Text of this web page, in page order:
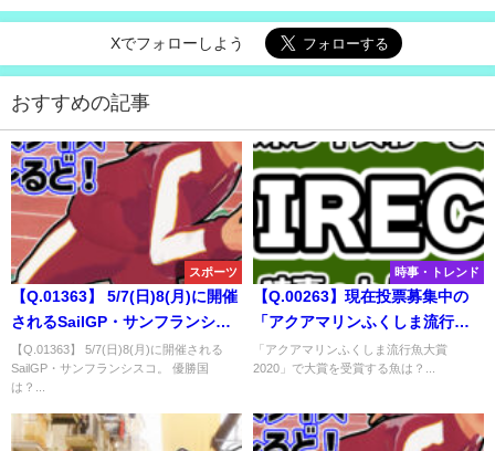
位は？
Xでフォローしよう
おすすめの記事
スポーツ
【Q.01363】 5/7(日)8(月)に開催
されるSailGP・サンフランシス
コ。 優勝国は？
【Q.01363】 5/7(日)8(月)に開催される
SailGP・サンフランシスコ。 優勝国
は？...
時事・トレンド
【Q.00263】現在投票募集中の
「アクアマリンふくしま流行魚
大賞2020」。大賞を受賞する魚
は？
「アクアマリンふくしま流行魚大賞
2020」で大賞を受賞する魚は？...